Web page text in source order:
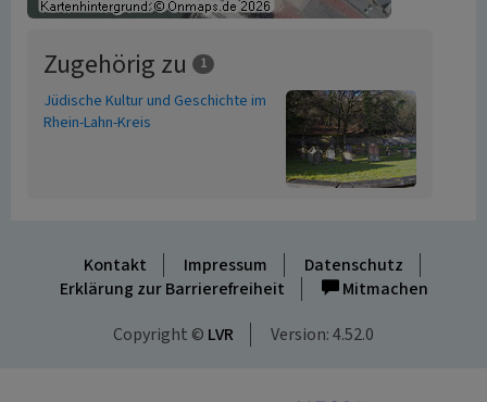
Zugehörig zu 1
Jüdische Kultur und Geschichte im
Rhein-Lahn-Kreis
Kontakt Impressum
Datenschutz
Erklärung zur Barrierefreiheit
Mitmachen
Copyright © LVR Version: 4.52.0